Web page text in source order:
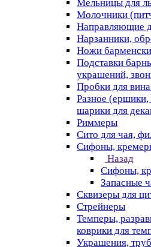
Мельницы для
Молочники
Направляющие
Нарзанники,
Ножи
Подставки
украшений,
Пробки для
Разное (ершики,
шарики для
Риммеры
Сито для чая,
Сифоны,
Назад
Сифоны,
Запасные
Сквизеры для
Стрейнеры
Темперы,
коврики для
Украшения,